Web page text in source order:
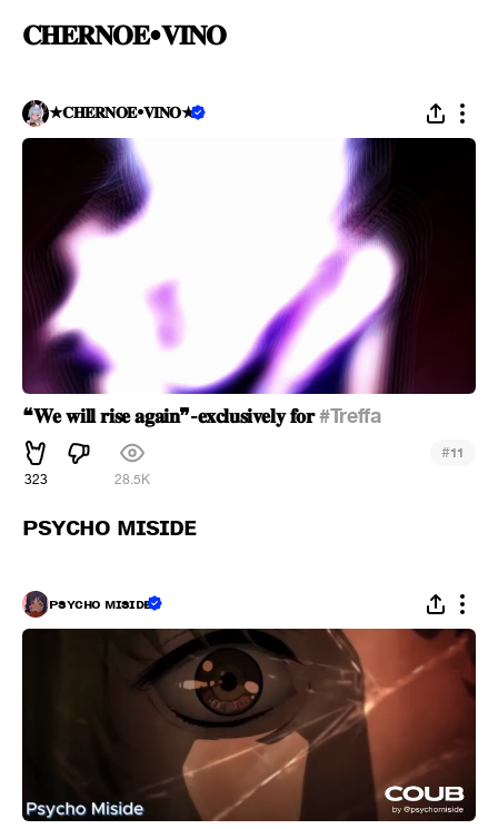
𝐂𝐇𝐄𝐑𝐍𝐎𝐄•𝐕𝐈𝐍𝐎
★𝐂𝐇𝐄𝐑𝐍𝐎𝐄•𝐕𝐈𝐍𝐎★
❝𝐖𝐞 𝐰𝐢𝐥𝐥 𝐫𝐢𝐬𝐞 𝐚𝐠𝐚𝐢𝐧❞-𝐞𝐱𝐜𝐥𝐮𝐬𝐢𝐯𝐞𝐥𝐲 𝐟𝐨𝐫#Treffa
323 28.5K
#11
ᴘsʏᴄʜᴏ ᴍɪsɪᴅᴇ
ᴘsʏᴄʜᴏ ᴍɪsɪᴅᴇ